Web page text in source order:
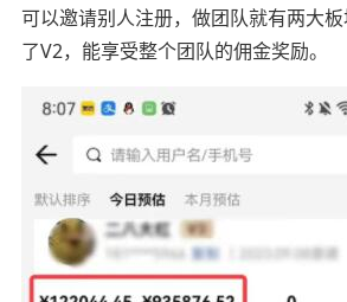
可以邀请别人注册，做团队就有两大
了V2，能享受整个团队的佣金奖励。